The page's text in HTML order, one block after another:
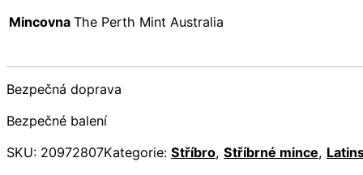
Mincovna The Perth Mint Australia
Bezpečná doprava
Bezpečné balení
SKU: 20972807Kategorie: Stříbro, Stříbrné mince,